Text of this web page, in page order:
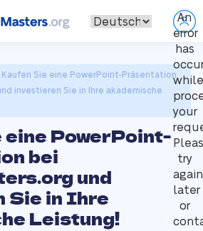
An
error
has
while
your
try
again
later
or
Kaufen Sie eine PowerPoint-Präsentation
investieren Sie in Ihre akademische
eine PowerPoint-
bei
und
Sie in Ihre
Leistung!